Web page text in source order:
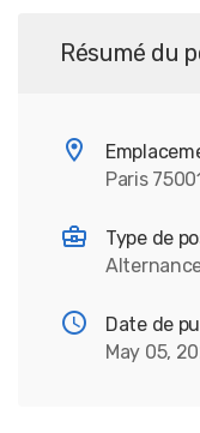
Résumé du
Paris
Type de
Date de
May 05,